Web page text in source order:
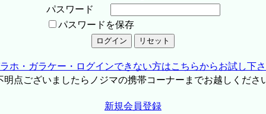
パスワード
パスワードを保存
ホ・ガラケー・ログインできない方はこちらからお試し下
点ございましたらノジマの携帯コーナーまでお越しくださ
新規会員登録